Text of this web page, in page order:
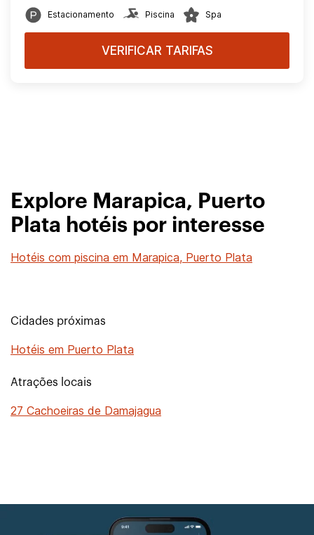
Estacionamento Piscina Spa
VERIFICAR TARIFAS
Explore Marapica, Puerto
Plata hotéis por interesse
Hotéis com piscina em Marapica, Puerto Plata
Cidades próximas
Hotéis em Puerto Plata
Atrações locais
27 Cachoeiras de Damajagua